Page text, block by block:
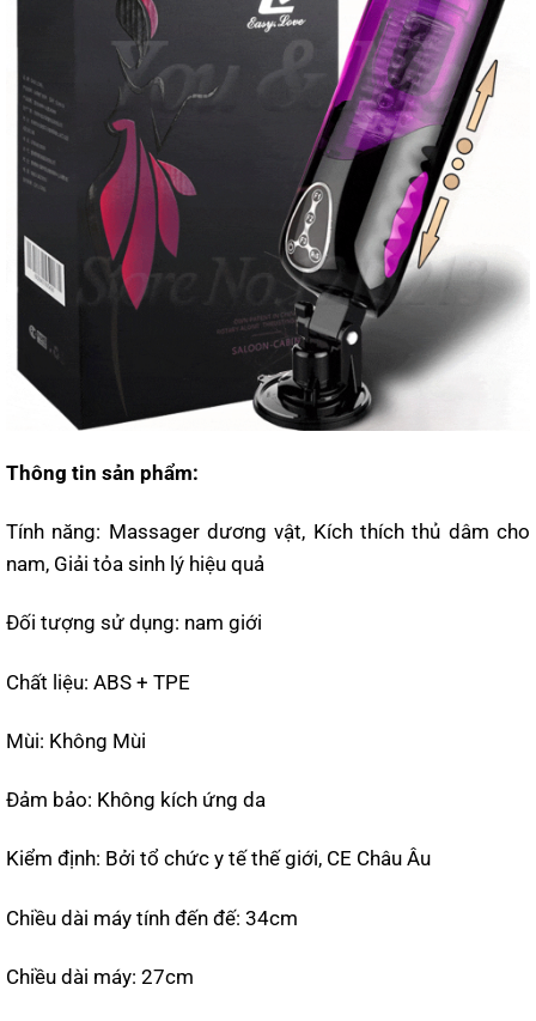
Thông tin sản phẩm:
Tính năng: Massager dương vật, Kích thích thủ dâm cho
nam, Giải tỏa sinh lý hiệu quả
Đối tượng sử dụng: nam giới
Chất liệu: ABS + TPE
Mùi: Không Mùi
Đảm bảo: Không kích ứng da
Kiểm định: Bởi tổ chức y tế thế giới, CE Châu Âu
Chiều dài máy tính đến đế: 34cm
Chiều dài máy: 27cm